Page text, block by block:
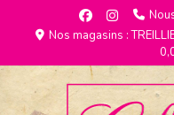
Nos magasins :